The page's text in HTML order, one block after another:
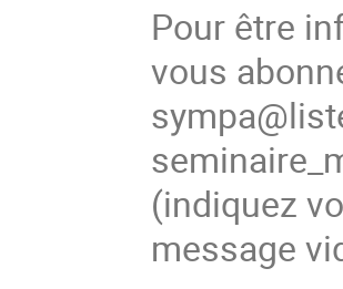
Pour être
vous
(indiquez
message